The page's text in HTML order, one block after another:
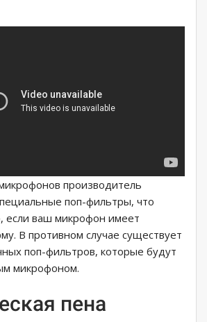
производитель
поп-фильтры, что
если ваш микрофон имеет
В противном случае существует
поп-фильтров, которые будут
микрофоном.
пена